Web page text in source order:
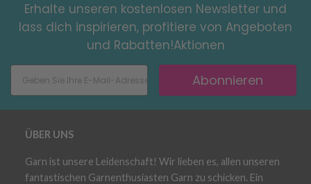
Erhalte unseren kostenlosen Newsletter und
lass dich inspirieren, profitiere von Angeboten
und Rabatten!Aktionen
Abonnieren
ÜBER UNS
Garn ist unsere Leidenschaft! Wir lieben es, allen unseren
fantastischen Garnenthusiasten Garn zu schicken. Ein